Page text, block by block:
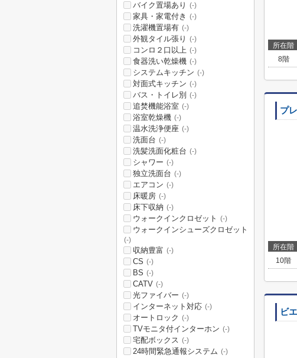
所在階
8階
プ
所在階
10階
ビ
バイク置場あり (-)
家具・家電付き (-)
洗濯機置場有 (-)
外観タイル張り (-)
コンロ２口以上 (-)
食器洗い乾燥機 (-)
システムキッチン (-)
対面式キッチン (-)
バス・トイレ別 (-)
追焚機能浴室 (-)
浴室乾燥機 (-)
温水洗浄便座 (-)
洗面台 (-)
洗髪洗面化粧台 (-)
シャワー (-)
独立洗面台 (-)
エアコン (-)
床暖房 (-)
床下収納 (-)
ウォークインクロゼット (-)
ウォークインシューズクロゼット
(-)
収納豊富 (-)
CS (-)
BS (-)
CATV (-)
光ファイバー (-)
インターネット対応 (-)
オートロック (-)
TVモニタ付インターホン (-)
宅配ボックス (-)
24時間緊急通報システム (-)